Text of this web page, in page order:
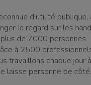
d’utilité publique,
le regard sur les
de 7000 personnes
à 2500
travaillons chaque jour
laisse personne de côté.